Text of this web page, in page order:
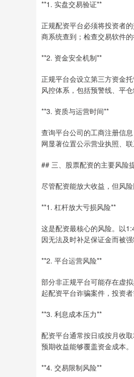
**1. 实盘交易验证**
正规配资平台必须将投资者
商系统查到；检查交易软件
**2. 资金安全机制**
正规平台会设立第三方资金
风控体系，包括预警线、平
**3. 资质与运营时间**
查询平台公司的工商注册信
网显著位置公示营业执照、联
## 三、股票配资的主要风险
尽管配资能放大收益，但风
**1. 杠杆放大亏损风险**
这是配资最核心的风险。以
因无法及时补足保证金而被
**2. 平台运营风险**
部分非正规平台可能存在虚
起配资平台诈骗案件，投资者
**3. 利息成本压力**
配资平台通常按日或按月收
预期收益能够覆盖资金成本。
**4. 交易限制风险**